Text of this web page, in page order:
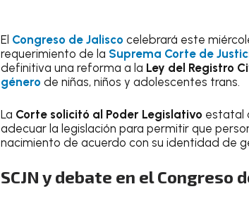
El Congreso de Jalisco celebrará este
requerimiento de la Suprema Corte de
definitiva una reforma a la Ley del Registro
género de niñas, niños y adolescentes trans.
La Corte solicitó al Poder Legislativo estatal
adecuar la legislación para permitir que
nacimiento de acuerdo con su identidad de
SCJN y debate en el Congreso